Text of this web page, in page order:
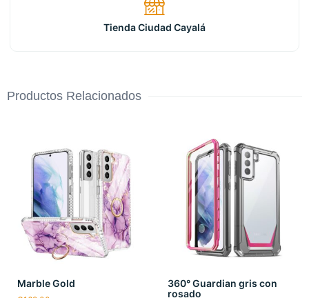
Tienda Ciudad Cayalá
Productos Relacionados
Marble Gold
360° Guardian gris con
rosado